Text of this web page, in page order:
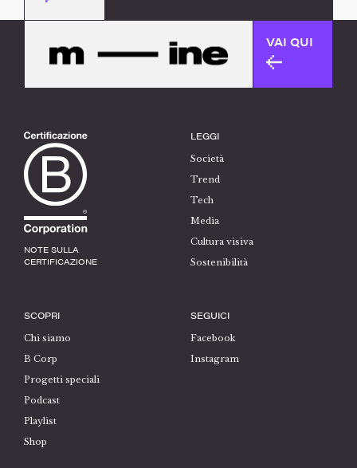
VAI QUI
NOTE SULLA
CERTIFICAZIONE
LEGGI
Società
Trend
Tech
Media
Cultura visiva
Sostenibilità
SCOPRI
Chi siamo
B Corp
Progetti speciali
Podcast
Playlist
Shop
SEGUICI
Facebook
Instagram